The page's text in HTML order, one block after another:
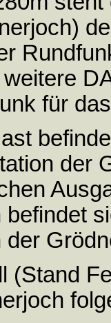
für
der
befindet
der
(Stand